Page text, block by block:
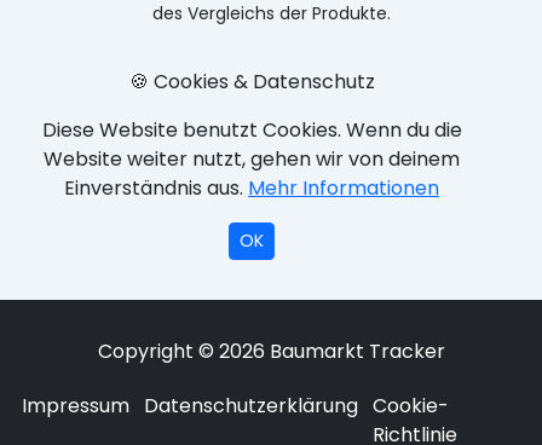
des Vergleichs der Produkte.
🍪 Cookies & Datenschutz
Diese Website benutzt Cookies. Wenn du die
Website weiter nutzt, gehen wir von deinem
Einverständnis aus. Mehr Informationen
OK
Copyright © 2026 Baumarkt Tracker
Impressum Datenschutzerklärung Cookie-
Richtlinie